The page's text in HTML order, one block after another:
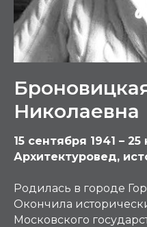
Николаевна
15 сентября 1941 –
Архитектуровед,
Родилась в городе
Окончила
Московского